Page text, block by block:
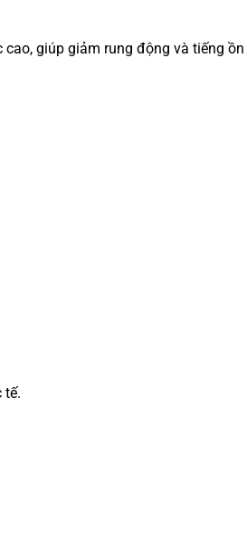
giúp giảm rung động và tiếng
tế.